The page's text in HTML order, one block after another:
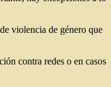
violencia de género que
contra redes o en casos